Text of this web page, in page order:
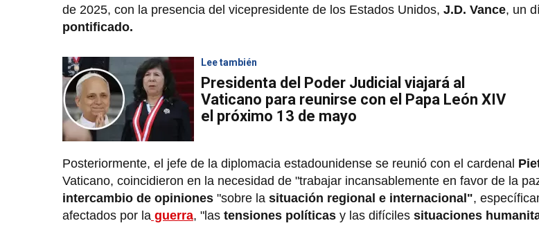
de 2025, con la presencia del vicepresidente de los Estados Unidos, J.D. Vance, un
pontificado.
Lee también
Presidenta del Poder Judicial viajará al
Vaticano para reunirse con el Papa León XIV
el próximo 13 de mayo
Posteriormente, el jefe de la diplomacia estadounidense se reunió con el cardenal
Vaticano, coincidieron en la necesidad de "trabajar incansablemente en favor de la
intercambio de opiniones "sobre la situación regional e internacional",
afectados por la guerra, "las tensiones políticas y las difíciles situaciones